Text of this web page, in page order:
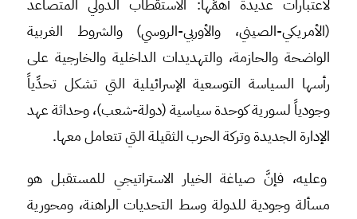
لاعتبارات عديدة أهمُّها: الاستقطاب الدولي المتصاعد
(الأمريكي-الصيني، والأوربي-الروسي) والشروط الغربية
الواضحة والحازمة، والتهديدات الداخلية والخارجية على
رأسها السياسة التوسعية الإسرائيلية التي تشكل تحدِّياً
وجودياً لسورية كوحدة سياسية (دولة-شعب)، وحداثة عهد
الإدارة الجديدة وتركة الحرب الثقيلة التي تتعامل معها.
وعليه، فإنَّ صياغة الخيار الاستراتيجي للمستقبل هو
مسألة وجودية للدولة وسط التحديات الراهنة، ومحورية